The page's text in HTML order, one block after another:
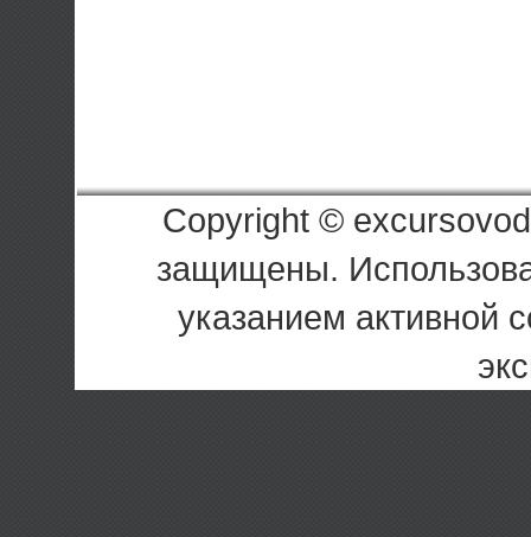
Copyright ©
защищены.
указанием активной